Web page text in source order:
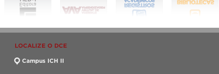
LOCALIZE O DCE
Campus ICH II